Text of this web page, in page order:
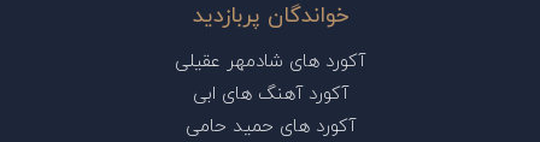
خواندگان پربازدید
آکورد های شادمهر عقیلی
آکورد آهنگ های ابی
آکورد های حمید حامی